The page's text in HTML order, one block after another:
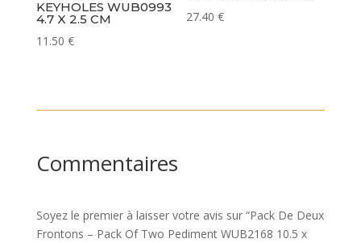
KEYHOLES WUB0993
4.7 X 2.5 CM
11.50 €
27.40€
Commentaires
Soyez le premier à laisser votre avis sur “Pack De Deux
Frontons – Pack Of Two Pediment WUB2168 10.5 x